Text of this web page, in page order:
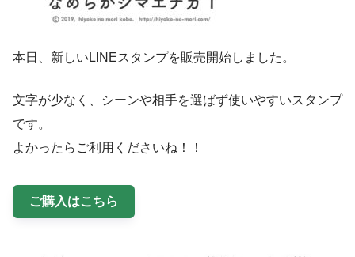
本日、新しいLINEスタンプを販売開始しました。
文字が少なく、シーンや相手を選ばず使いやすいスタンプ
です。
よかったらご利用くださいね！！
ご購入はこちら